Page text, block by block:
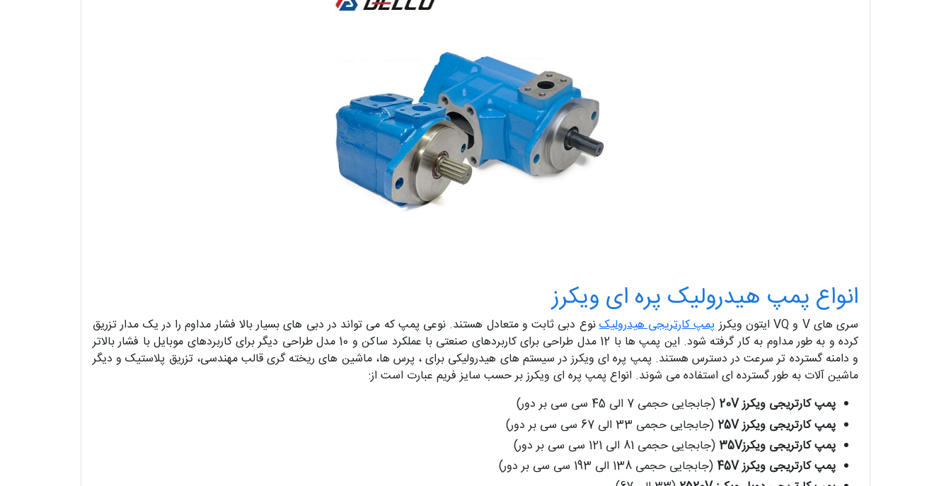
انواع پمپ هیدرولیک پره ای ویکرز
سری های V و VQ ایتون ویکرز پمپ کارتریجی هیدرولیکنوع دبی ثابت و متعادل هستند. نوعی پمپ که می تواند در دبی های بسیار بالا فشار مداوم را در یک مدار تزریق
کرده و به طور مداوم به کار گرفته شود. این پمپ ها با 12 مدل طراحی برای کاربردهای صنعتی با عملکرد ساکن و 10 مدل طراحی دیگر برای کاربردهای موبایل با فشار بالاتر
و دامنه گسترده تر سرعت در دسترس هستند. پمپ پره ای ویکرز در سیستم های هیدرولیکی برای ، پرس ها، ماشین های ریخته گری قالب مهندسی، تزریق پلاستیک و دیگر
ماشین آلات به طور گسترده ای استفاده می شوند. انواع پمپ پره ای ویکرز بر حسب سایز فریم عبارت است از:
پمپ کارتریجی ویکرز 20V
(جابجایی حجمی 7 الی 45 سی سی بر دور)
پمپ کارتریجی ویکرز 25V
(جابجایی حجمی 33 الی 67 سی سی بر دور)
پمپ کارتریجی ویکرز35V
(جابجایی حجمی 81 الی 121 سی سی بر دور)
پمپ کارتریجی ویکرز 45V
(جابجایی حجمی 138 الی 193 سی سی بر دور)